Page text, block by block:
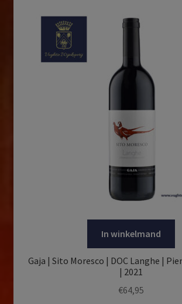
In winkelmand
Gaja | Sito Moresco | DOC Langhe |
| 2021
€64,95